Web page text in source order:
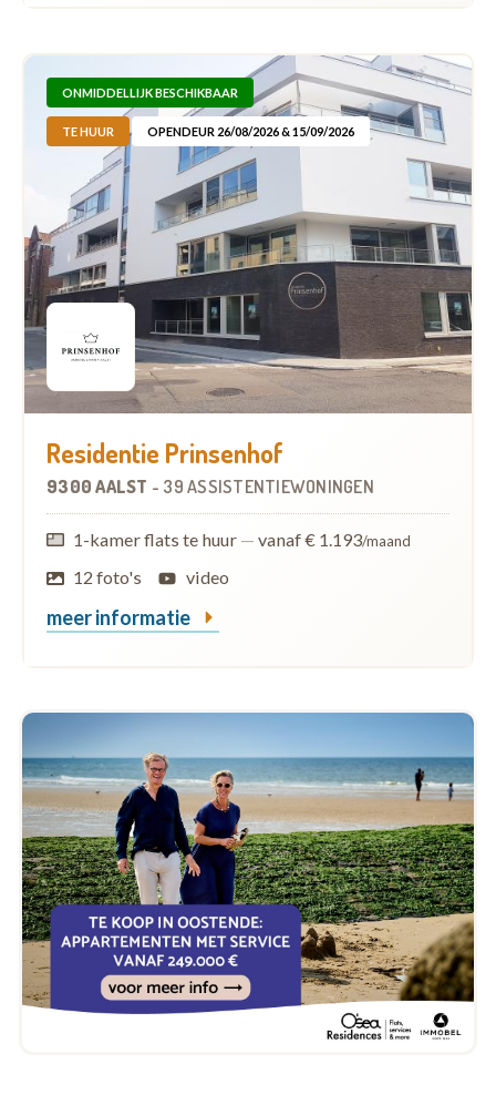
ONMIDDELLIJK BESCHIKBAAR
TE HUUR OPENDEUR 26/08/2026 & 15/09/2026
Residentie Prinsenhof
9300 AALST - 39 ASSISTENTIEWONINGEN
1-kamer flats te huur — vanaf € 1.193/maand
12 foto's video
meer informatie